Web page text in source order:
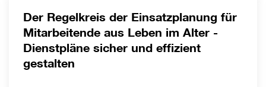
Der Regelkreis der Einsatzplanung für
Mitarbeitende aus Leben im Alter -
Dienstpläne sicher und effizient
gestalten